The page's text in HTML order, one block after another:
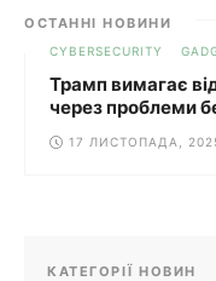
ОСТАННІ НОВИНИ
CYBERSECURITY
Трамп вимагає
через проблеми
17 ЛИСТОПАДА,
КАТЕГОРІЇ НОВИН